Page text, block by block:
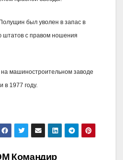
был уволен в запас в
штатов с правом ношения
машиностроительном заводе
в 1977 году.
Командир